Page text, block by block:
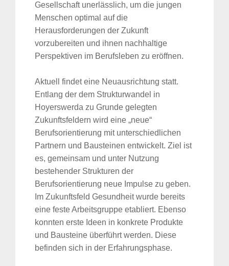
Gesellschaft unerlässlich, um die jungen
Menschen optimal auf die
Herausforderungen der Zukunft
vorzubereiten und ihnen nachhaltige
Perspektiven im Berufsleben zu eröffnen.
Aktuell findet eine Neuausrichtung statt.
Entlang der dem Strukturwandel in
Hoyerswerda zu Grunde gelegten
Zukunftsfeldern wird eine „neue“
Berufsorientierung mit unterschiedlichen
Partnern und Bausteinen entwickelt. Ziel ist
es, gemeinsam und unter Nutzung
bestehender Strukturen der
Berufsorientierung neue Impulse zu geben.
Im Zukunftsfeld Gesundheit wurde bereits
eine feste Arbeitsgruppe etabliert. Ebenso
konnten erste Ideen in konkrete Produkte
und Bausteine überführt werden. Diese
befinden sich in der Erfahrungsphase.